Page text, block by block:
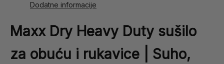
Dodatne informacije
Maxx Dry Heavy Duty sušilo
za obuću i rukavice | Suho,